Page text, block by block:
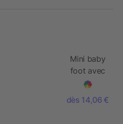
Mini baby
foot avec
une balle
dès 14,06 €